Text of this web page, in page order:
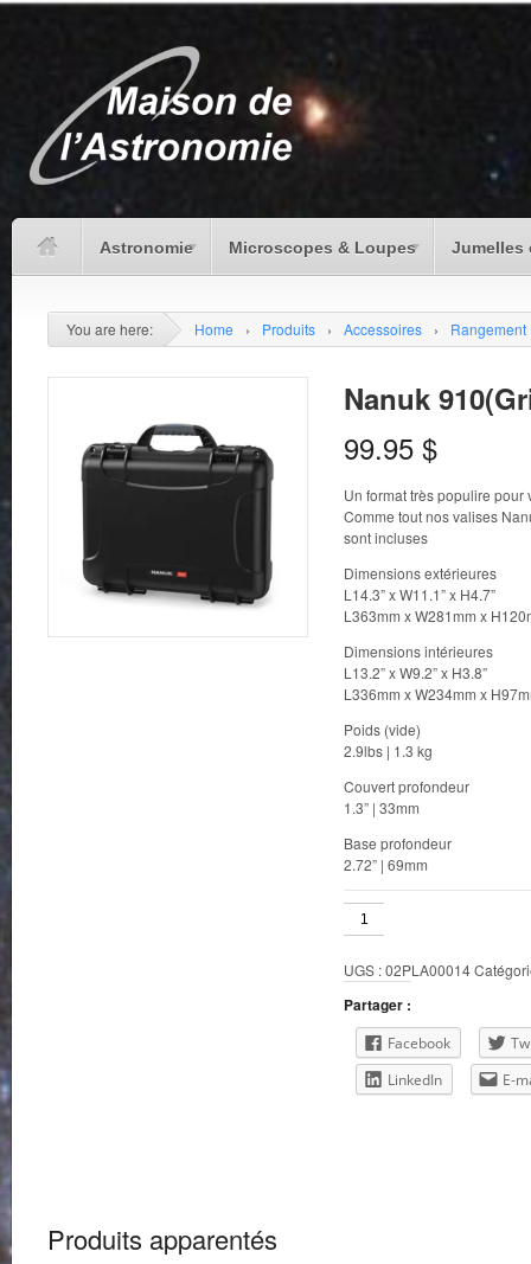
Astronomie Microscopes & Loupes Jumelles
You are here: Home › Produits › Accessoires › Rangement
Nanuk
99.95 $
Un format très populire
Comme tout nos valises
sont incluses
Dimensions extérieures
L14.3” x W11.1” x H4.7”
L363mm x W281mm x
Dimensions intérieures
L13.2” x W9.2” x H3.8”
L336mm x W234mm x
Poids (vide)
2.9lbs | 1.3 kg
Couvert profondeur
1.3” | 33mm
Base profondeur
2.72” | 69mm
quantité
de
910(Gris)
UGS :02PLA00014
Partager :
Facebook
LinkedIn
E-
Produits apparentés